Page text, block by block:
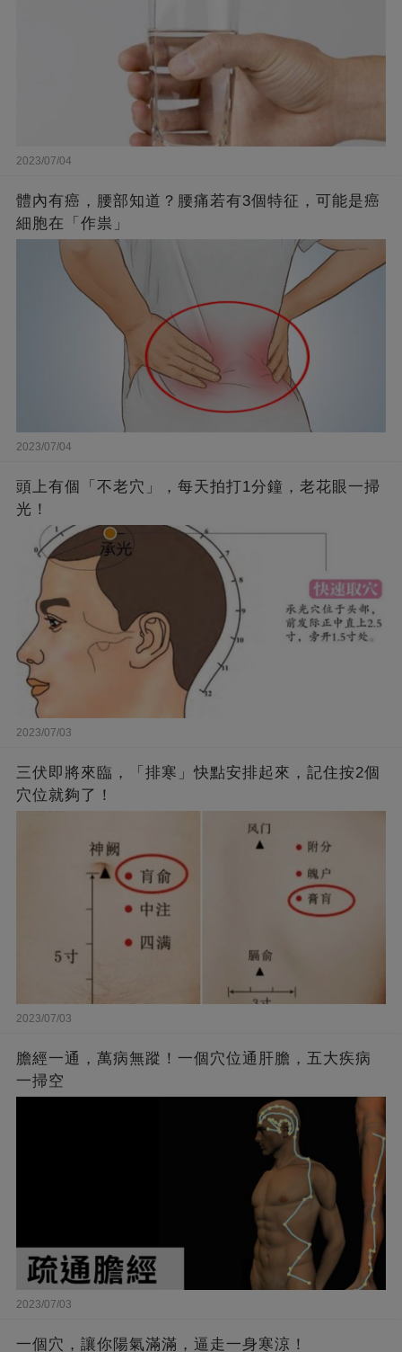
2023/07/04
體內有癌，腰部知道？腰痛若有3個特征，可能是癌
細胞在「作祟」
2023/07/04
頭上有個「不老穴」，每天拍打1分鐘，老花眼一掃
光！
2023/07/03
三伏即將來臨，「排寒」快點安排起來，記住按2個
穴位就夠了！
2023/07/03
膽經一通，萬病無蹤！一個穴位通肝膽，五大疾病
一掃空
2023/07/03
一個穴，讓你陽氣滿滿，逼走一身寒涼！